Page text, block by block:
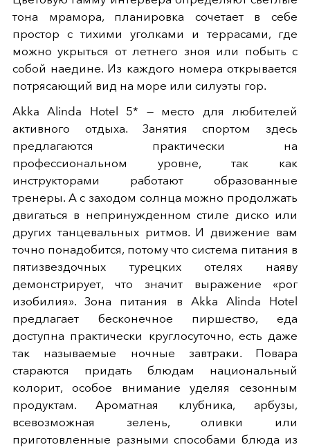
тона мрамора, планировка сочетает в себе
простор с тихими уголками и террасами, где
можно укрыться от летнего зноя или побыть с
собой наедине. Из каждого номера открывается
потрясающий вид на море или силуэты гор.
Akka Alinda Hotel 5* — место для любителей
активного отдыха. Занятия спортом здесь
предлагаются практически на
профессиональном уровне, так как
инструкторами работают образованные
тренеры. А с заходом солнца можно продолжать
двигаться в непринужденном стиле диско или
других танцевальных ритмов. И движение вам
точно понадобится, потому что система питания в
пятизвездочных турецких отелях наяву
демонстрирует, что значит выражение «рог
изобилия». Зона питания в Akka Alinda Hotel
предлагает бесконечное пиршество, еда
доступна практически круглосуточно, есть даже
так называемые ночные завтраки. Повара
стараются придать блюдам национальный
колорит, особое внимание уделяя сезонным
продуктам. Ароматная клубника, арбузы,
всевозможная зелень, оливки или
приготовленные разными способами блюда из